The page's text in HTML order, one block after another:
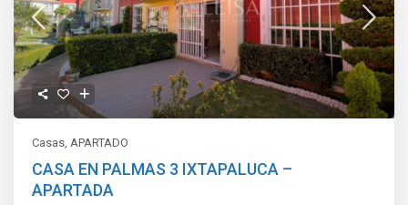
Casas,APARTADO
CASA EN PALMAS 3 IXTAPALUCA –
APARTADA